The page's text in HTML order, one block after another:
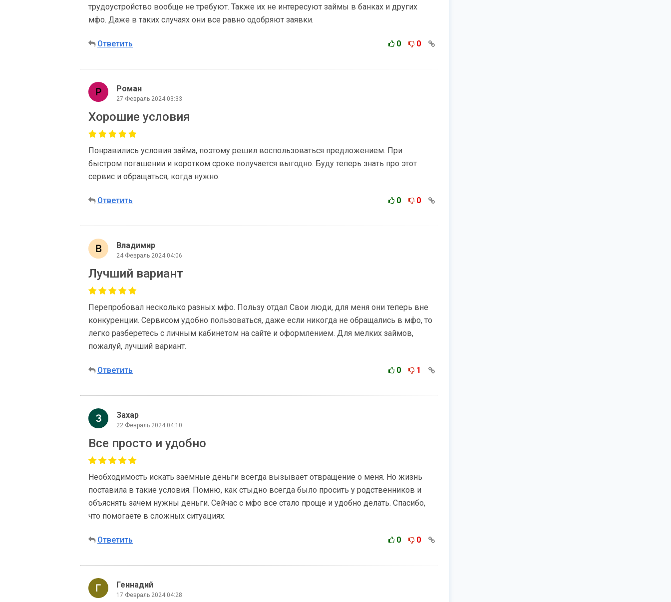
трудоустройство вообще не требуют. Также их не интересуют займы в банках и других
мфо. Даже в таких случаях они все равно одобряют заявки.
Ответить 0 0
Роман
27 Февраль 2024 03:33
Хорошие условия
Понравились условия займа, поэтому решил воспользоваться предложением. При
быстром погашении и коротком сроке получается выгодно. Буду теперь знать про этот
сервис и обращаться, когда нужно.
Ответить 0 0
Владимир
24 Февраль 2024 04:06
Лучший вариант
Перепробовал несколько разных мфо. Пользу отдал Свои люди, для меня они теперь вне
конкуренции. Сервисом удобно пользоваться, даже если никогда не обращались в мфо, то
легко разберетесь с личным кабинетом на сайте и оформлением. Для мелких займов,
пожалуй, лучший вариант.
Ответить 0 1
Захар
22 Февраль 2024 04:10
Все просто и удобно
Необходимость искать заемные деньги всегда вызывает отвращение о меня. Но жизнь
поставила в такие условия. Помню, как стыдно всегда было просить у родственников и
объяснять зачем нужны деньги. Сейчас с мфо все стало проще и удобно делать. Спасибо,
что помогаете в сложных ситуациях.
Ответить 0 0
Геннадий
17 Февраль 2024 04:28